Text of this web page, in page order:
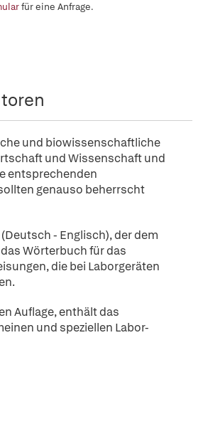
für eine Anfrage.
und biowissenschaftliche
und Wissenschaft und
entsprechenden
genauso beherrscht
- Englisch), der dem
Wörterbuch für das
die bei Laborgeräten
Auflage, enthält das
und speziellen Labor-